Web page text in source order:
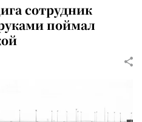
сотрудник
поймал